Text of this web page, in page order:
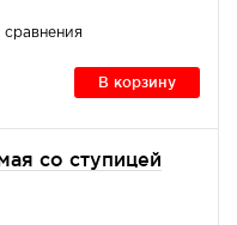
сравнения
В корзину
со ступицей